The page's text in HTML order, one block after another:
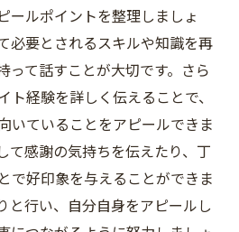
ールポイントを整理しましょ
必要とされるスキルや知識を再
って話すことが大切です。さら
ト経験を詳しく伝えることで、
いていることをアピールできま
て感謝の気持ちを伝えたり、丁
で好印象を与えることができま
と行い、自分自身をアピールし